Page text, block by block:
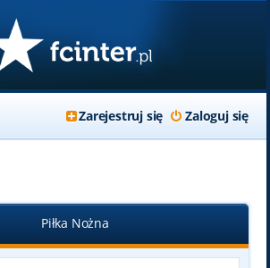
Zaloguj się
Zarejestruj się
Piłka Nożna